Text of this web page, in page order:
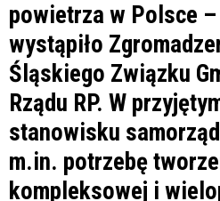
powietrza w Polsce
wystąpiło
Śląskiego Związku
Rządu RP. W
stanowisku
m.in. potrzebę
kompleksowej i